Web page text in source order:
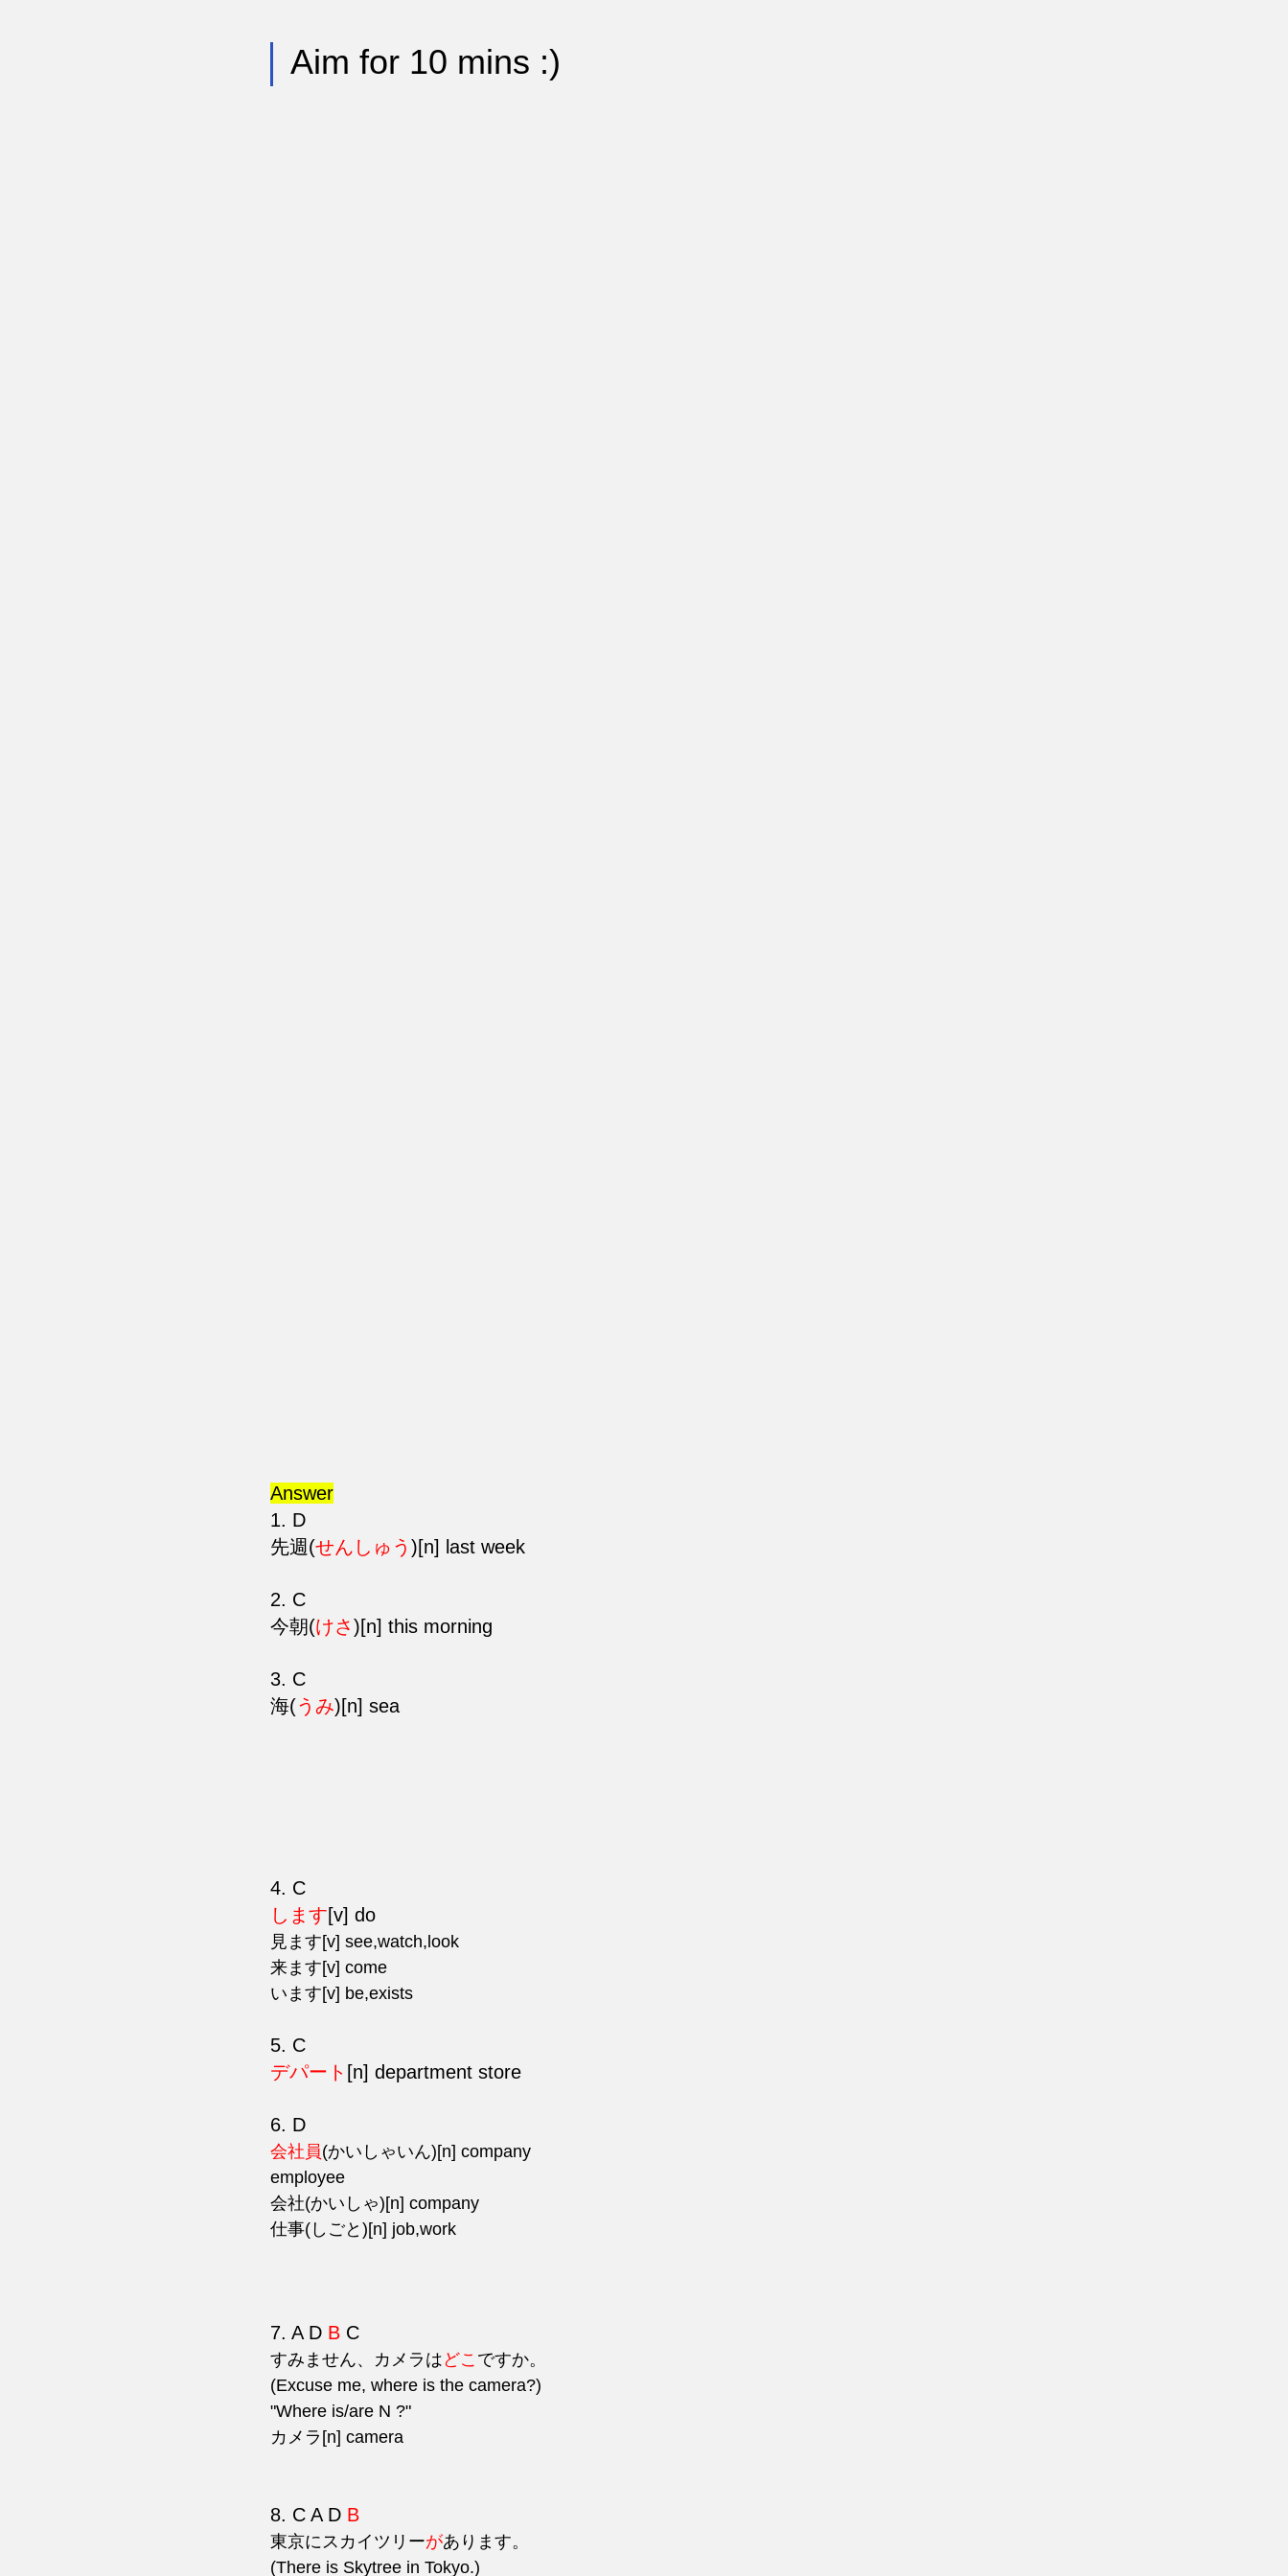
Aim for 10 mins :)
Answer
1. D
先週(せんしゅう )[n] last week
2. C
今朝(けさ)[n] this morning
3. C
海(うみ)[n] sea
4. C
します[v] do
見ます[v] see,watch,look
来ます[v] come
います[v] be,exists
5. C
デパート [n] department store
6. D
会社員(かいしゃいん)[n] company
employee
会社(かいしゃ)[n] company
仕事(しごと)[n] job,work
7. A D B C
すみません、カメラは どこ ですか。
(Excuse me, where is the camera?)
"Where is/are N ?"
カメラ[n] camera
8. C A D B
東京にスカイツリーがあります。
(There is Skytree in Tokyo.)